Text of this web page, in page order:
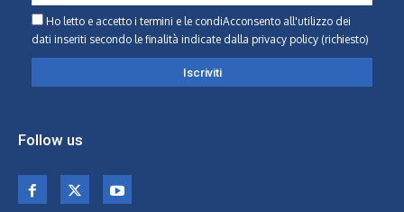
Ho letto e accetto i termini e le condiAcconsento all'utilizzo dei
dati inseriti secondo le finalità indicate dalla privacy policy (richiesto)
Follow us